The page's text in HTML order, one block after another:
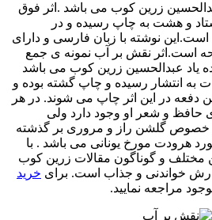
زرین کوب می باشد .اثر فوق
و هشت به چاپ رسیده و در
نوشته با زبان فارسی و دارای
است.اثر نقش بر آب نمونه ی جمع
یاد عبدالحسین زرین کوب می باشد
به انتشار رسیده و چاپ گشته بوده و
دفعه در این اثر چاپ می شوند. در هر
و شعر او وجود دارد ولی
خصوص گلشن راز و مروری بر گذشته
هرودت مورخ یونانی می باشد . با
و گوناگون مقالات زرین کوب
خواندنی و جذاب است. برای خرید
مراجعه نمایید.